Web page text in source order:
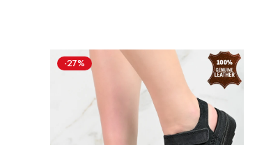
-27%